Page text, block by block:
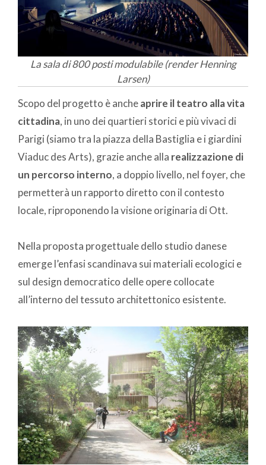
La sala di 800 posti modulabile (render Henning
Larsen)
Scopo del progetto è ancheaprire il teatro alla vita
cittadina, in uno dei quartieri storici e più vivaci di
Parigi (siamo tra la piazza della Bastiglia e i giardini
Viaduc des Arts), grazie anche alla realizzazione di
un percorso interno, a doppio livello, nel foyer, che
permetterà un rapporto diretto con il contesto
locale, riproponendo la visione originaria di Ott.
Nella proposta progettuale dello studio danese
emerge l’enfasi scandinava sui materiali ecologici e
sul design democratico delle opere collocate
all’interno del tessuto architettonico esistente.